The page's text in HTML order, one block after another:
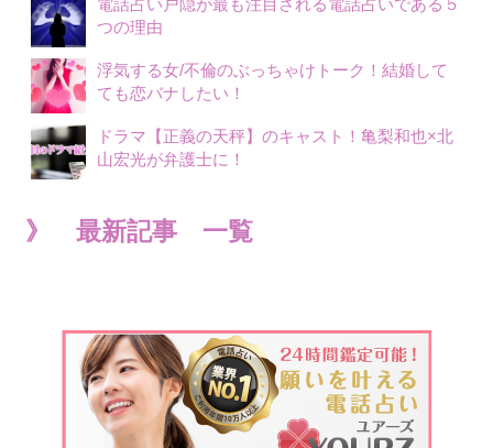
電話占い戸隠が最も注目される電話占いである５
つの理由
浮気する女/不倫のぶっちゃけトーク！結婚して
ても恋バナしたい！
ドラマ【正義の天秤】のキャスト！亀梨和也×北
山宏光が弁護士に！
》 最新記事 一覧